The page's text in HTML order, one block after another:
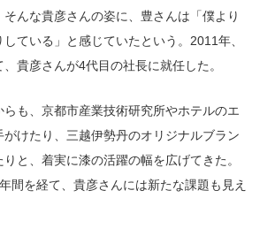
んな貴彦さんの姿に、豊さんは「僕より
ている」と感じていたという。2011年、
貴彦さんが4代目の社長に就任した。
も、京都市産業技術研究所やホテルのエ
がけたり、三越伊勢丹のオリジナルブラン
りと、着実に漆の活躍の幅を広げてきた。
間を経て、貴彦さんには新たな課題も見え